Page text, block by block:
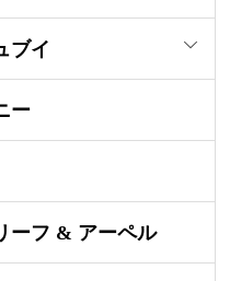
ブイ
ー
ーフ & アーペル